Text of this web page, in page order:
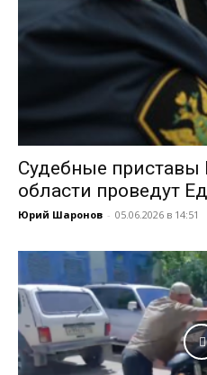
Судебные приставы
области проведут
Юрий Шаронов - 05.06.2026 в 14:51